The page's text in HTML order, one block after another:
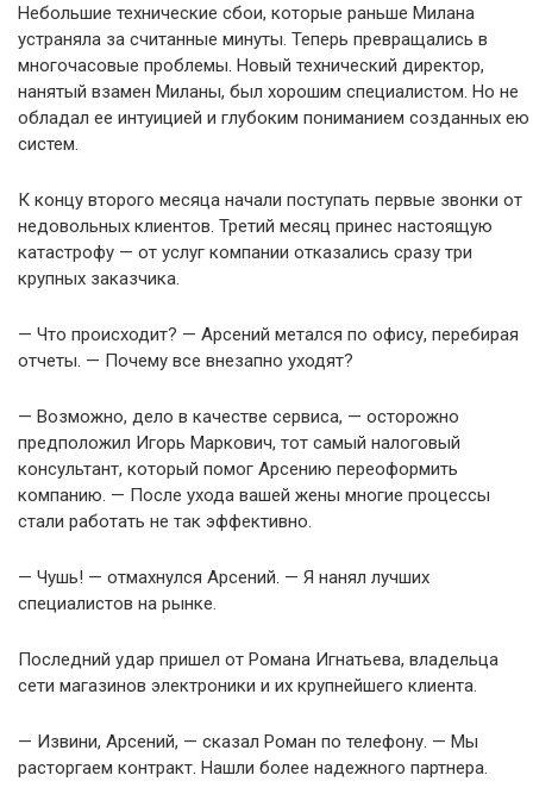
Небольшие технические сбои, которые раньше Милана
устраняла за считанные минуты. Теперь превращались в
многочасовые проблемы. Новый технический директор,
нанятый взамен Миланы, был хорошим специалистом. Но не
обладал ее интуицией и глубоким пониманием созданных ею
систем.
К концу второго месяца начали поступать первые звонки от
недовольных клиентов. Третий месяц принес настоящую
катастрофу — от услуг компании отказались сразу три
крупных заказчика.
— Что происходит? — Арсений метался по офису, перебирая
отчеты. — Почему все внезапно уходят?
— Возможно, дело в качестве сервиса, — осторожно
предположил Игорь Маркович, тот самый налоговый
консультант, который помог Арсению переоформить
компанию. — После ухода вашей жены многие процессы
стали работать не так эффективно.
— Чушь! — отмахнулся Арсений. — Я нанял лучших
специалистов на рынке.
Последний удар пришел от Романа Игнатьева, владельца
сети магазинов электроники и их крупнейшего клиента.
— Извини, Арсений, — сказал Роман по телефону. — Мы
расторгаем контракт. Нашли более надежного партнера.